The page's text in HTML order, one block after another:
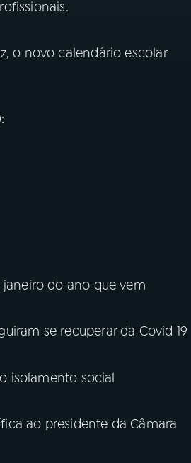
o novo calendário escolar
janeiro do ano que vem
se recuperar da Covid 19
isolamento social
ao presidente da Câmara